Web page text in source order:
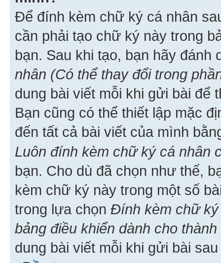
Để đính kèm chữ ký cá nhân
cần phải tạo chữ ký này trong
bạn. Sau khi tạo, bạn hãy
nhân (Có thể thay đổi trong
dung bài viết mỗi khi gửi bài để
Bạn cũng có thể thiết lập mặc
đến tất cả bài viết của mình
Luôn đính kèm chữ ký cá nhân
bạn. Cho dù đã chọn như thế,
kèm chữ ký này trong một số
trong lựa chọn Đính kèm chữ
bảng điều khiển dành cho
dung bài viết mỗi khi gửi bài sau